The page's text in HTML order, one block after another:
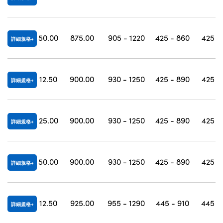
詳細規格 50.00 875.00 905 - 1220 425 - 860 425 -
詳細規格 12.50 900.00 930 - 1250 425 - 890 425 -
詳細規格 25.00 900.00 930 - 1250 425 - 890 425 -
詳細規格 50.00 900.00 930 - 1250 425 - 890 425 -
詳細規格 12.50 925.00 955 - 1290 445 - 910 445 -